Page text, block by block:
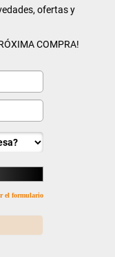
ofertas y
COMPRA!
el formulario